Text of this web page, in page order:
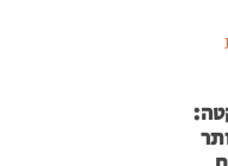
אותר